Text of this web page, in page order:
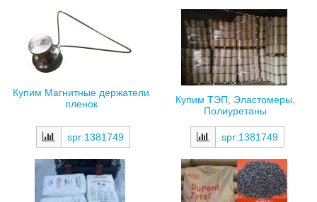
Купим Магнитные держатели
пленок
spr:1381749
Купим ТЭП, Эластомеры,
Полиуретаны
spr:1381749